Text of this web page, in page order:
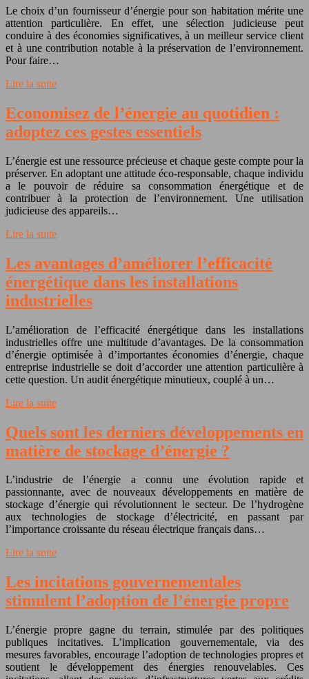
Le choix d’un fournisseur d’énergie pour son habitation mérite une
attention particulière. En effet, une sélection judicieuse peut
conduire à des économies significatives, à un meilleur service client
et à une contribution notable à la préservation de l’environnement.
Pour faire…
Lire la suite
Economisez de l’énergie au quotidien :
adoptez ces gestes essentiels
L’énergie est une ressource précieuse et chaque geste compte pour la
préserver. En adoptant une attitude éco-responsable, chaque individu
a le pouvoir de réduire sa consommation énergétique et de
contribuer à la protection de l’environnement. Une utilisation
judicieuse des appareils…
Lire la suite
Les avantages d’améliorer l’efficacité
énergétique dans les installations
industrielles
L’amélioration de l’efficacité énergétique dans les installations
industrielles offre une multitude d’avantages. De la consommation
d’énergie optimisée à d’importantes économies d’énergie, chaque
entreprise industrielle se doit d’accorder une attention particulière à
cette question. Un audit énergétique minutieux, couplé à un…
Lire la suite
Quels sont les derniers développements en
matière de stockage d’énergie ?
L’industrie de l’énergie a connu une évolution rapide et
passionnante, avec de nouveaux développements en matière de
stockage d’énergie qui révolutionnent le secteur. De l’hydrogène
aux technologies de stockage d’électricité, en passant par
l’importance croissante du réseau électrique français dans…
Lire la suite
Les incitations gouvernementales
stimulent l’adoption de l’énergie propre
L’énergie propre gagne du terrain, stimulée par des politiques
publiques incitatives. L’implication gouvernementale, via des
mesures favorables, encourage l’adoption de technologies propres et
soutient le développement des énergies renouvelables. Ces